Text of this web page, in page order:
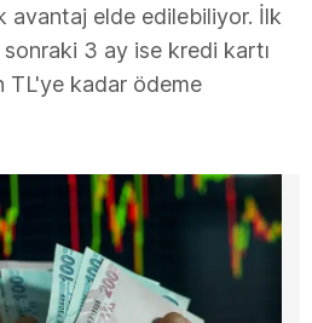
avantaj elde edilebiliyor. İlk
sonraki 3 ay ise kredi kartı
TL'ye kadar ödeme